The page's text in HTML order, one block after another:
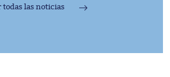
todas las noticias